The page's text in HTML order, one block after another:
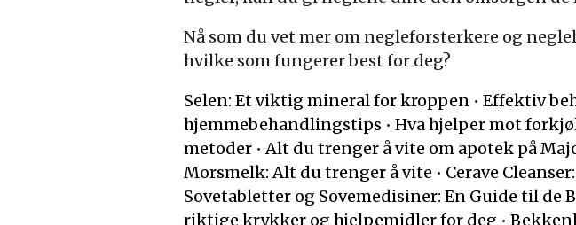
Nå som du vet mer om negleforsterkere og
hvilke som fungerer best for deg?
Selen: Et viktig mineral for kroppen • Effektiv
hjemmebehandlingstips • Hva hjelper mot
metoder •Alt du trenger å vite om apotek på
Morsmelk: Alt du trenger å vite • Cerave
Sovetabletter og Sovemedisiner: En Guide til de
riktige krykker og hjelpemidler for deg •